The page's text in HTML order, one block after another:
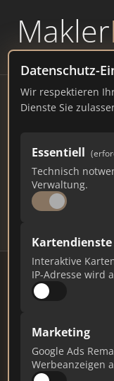
Makler
powered by
Datenschutz-
Wir respektieren
Dienste Sie
Essentiell
Technisch
Verwaltung.
Kartendienste
Interaktive
IP-Adresse wird
Marketing
Google Ads
Werbeanzeigen
BAYERN 961
96
#